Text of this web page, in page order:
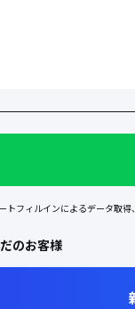
トフィルインによるデータ取得
のお客様